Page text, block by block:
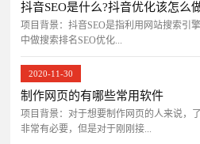
抖音SEO是什么?抖音优化该怎么
项目背景：抖音SEO是指利用网站搜索引
中做搜索排名SEO优化...
2020-11-30
制作网页的有哪些常用软件
项目背景：对于想要制作网页的人来说，
非常有必要，但是对于刚刚接...